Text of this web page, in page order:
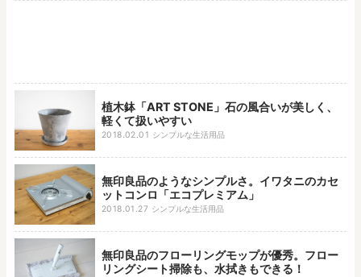
植木鉢「ART STONE」石の風合いが美しく、
軽くて扱いやすい
2018.02.01 シンプルな生活用品
無印良品のようなシンプルさ。イワタニのカセ
ットコンロ「エコプレミアム」
2018.01.27 シンプルな生活用品
無印良品のフローリングモップが優秀。フロー
リングシート掃除も、水拭きもできる！